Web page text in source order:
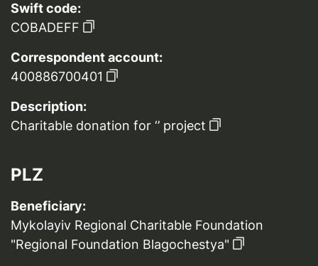
Swift code:
COBADEFF
Correspondent account:
400886700401
Description:
Charitable donation for ‘’ project
PLZ
Beneficiary:
Mykolayiv Regional Charitable Foundation
"Regional Foundation Blagochestya"